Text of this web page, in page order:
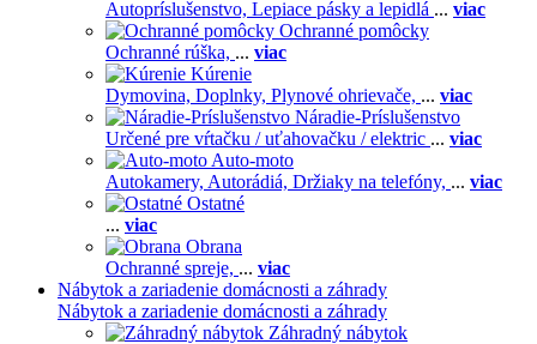
Autopríslušenstvo, Lepiace pásky a lepidlá ... viac
Ochranné pomôcky
Ochranné rúška, ... viac
Kúrenie
Dymovina, Doplnky, Plynové ohrievače, ... viac
Náradie-Príslušenstvo
Určené pre vŕtačku / uťahovačku / elektric ... viac
Auto-moto
Autokamery, Autorádiá, Držiaky na telefóny, ... viac
Ostatné
... viac
Obrana
Ochranné spreje, ... viac
Nábytok a zariadenie domácnosti a záhrady
Nábytok a zariadenie domácnosti a záhrady
Záhradný nábytok